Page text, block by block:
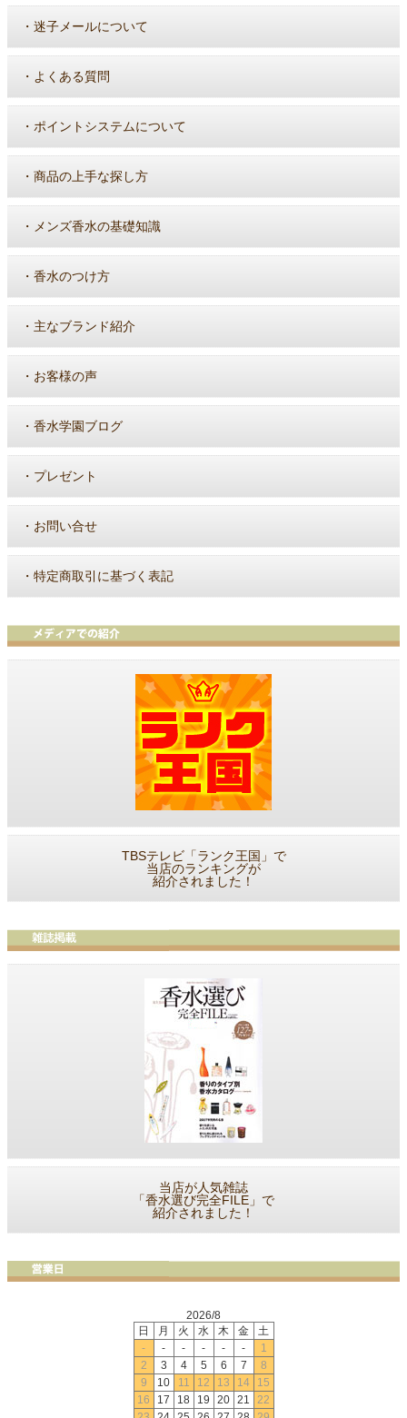
・ 迷子メールについて
・ よくある質問
・ ポイントシステムについて
・ 商品の上手な探し方
・ メンズ香水の基礎知識
・ 香水のつけ方
・ 主なブランド紹介
・ お客様の声
・ 香水学園ブログ
・ プレゼント
・ お問い合せ
・ 特定商取引に基づく表記
TBSテレビ「ランク王国」で
当店のランキングが
紹介されました！
当店が人気雑誌
「香水選び完全FILE」で
紹介されました！
2026/8
日
月 火 水 木 金
土
-
- - - - -
1
2
3 4 5 6 7
8
9
10 11 12 13 14
15
16
17 18 19 20 21
22